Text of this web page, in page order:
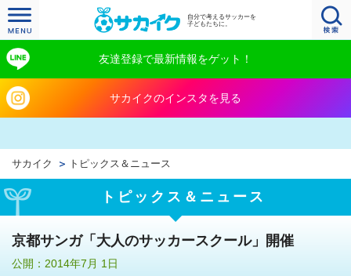
自分で考えるサッカーを
子どもたちに。
友達登録で最新情報をゲット！
サカイクのインスタを見る
サカイク トピックス＆ニュース
トピックス＆ニュース
京都サンガ「大人のサッカースクール」開催
公開：2014年7月 1日